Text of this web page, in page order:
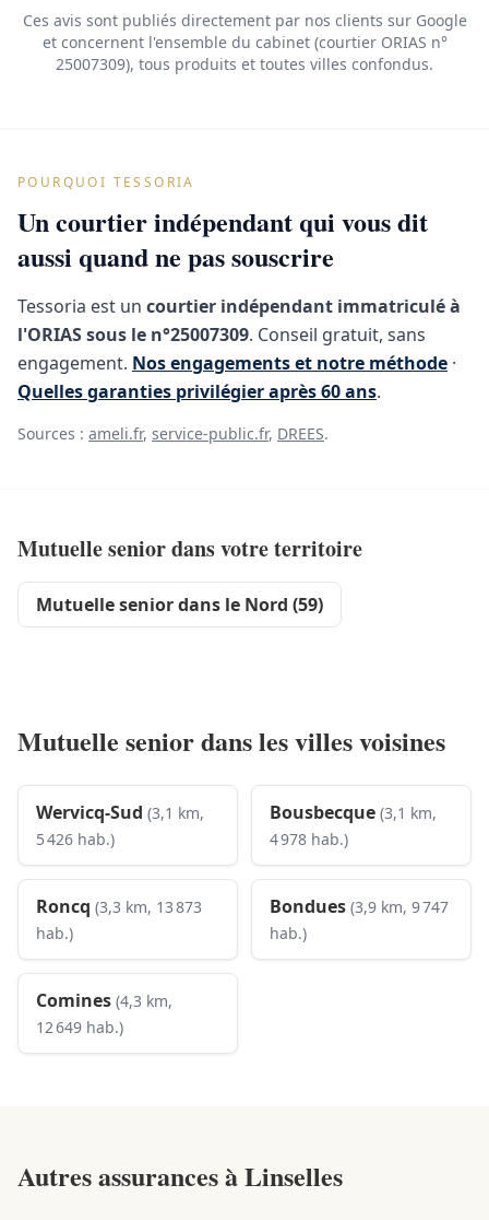
Ces avis sont publiés directement par nos clients sur Google
et concernent l'ensemble du cabinet (courtier ORIAS n°
25007309), tous produits et toutes villes confondus.
POURQUOI TESSORIA
Un courtier indépendant qui vous dit
aussi quand ne pas souscrire
Tessoria est un courtier indépendant immatriculé à
l'ORIAS sous le n°25007309. Conseil gratuit, sans
engagement. Nos engagements et notre méthode ·
Quelles garanties privilégier après 60 ans.
Sources : ameli.fr, service-public.fr, DREES.
Mutuelle senior dans votre territoire
Mutuelle senior dans le Nord (59)
Mutuelle senior dans les villes voisines
Wervicq-Sud (3,1 km,
5 426 hab.)
Bousbecque (3,1 km,
4 978 hab.)
Roncq (3,3 km, 13 873
hab.)
Bondues (3,9 km, 9 747
hab.)
Comines (4,3 km,
12 649 hab.)
Autres assurances àLinselles